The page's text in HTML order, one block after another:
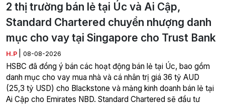
2 thị trường bán lẻ tại Úc và Ai Cập,
Standard Chartered chuyển nhượng danh
mục cho vay tại Singapore cho Trust Bank
H.P 08-08-2026
HSBC đã đồng ý bán các hoạt động bán lẻ tại Úc, bao gồm
danh mục cho vay mua nhà và cá nhân trị giá 36 tỷ AUD
(25,3 tỷ USD) cho Blackstone và mảng kinh doanh bán lẻ tại
Ai Cập cho Emirates NBD. Standard Chartered sẽ đầu tư